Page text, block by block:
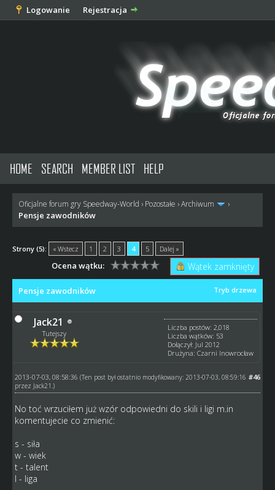
Logowanie Rejestracja
HOME SEARCH MEMBER LIST HELP
Oficjalne forum gry Speedway-World › Pozostałe ›Archiwum ›
Pensje zawodników
Strony (5): « Wstecz 1 2 3 4 5 Dalej »
Wątek zamknięty
Ocena wątku:
Tryb drzewa
Pensje zawodników
Jack21
Tutejszy
Liczba postów: 2,018
Liczba wątków: 53
Dołączył: Jul 2012
Drużyna: Czarni Inowrocław
#46
2013-07-03, 08:58:36 (Ten post był ostatnio modyfikowany: 2013-07-03, 08:59:16
przez Jack21 .)
No toć wrzuciłem już wzór odpowiedni do skili i ligi m.in
komentujecie co zmienić:
s - siła
w - wiek
t - talent
l - liga